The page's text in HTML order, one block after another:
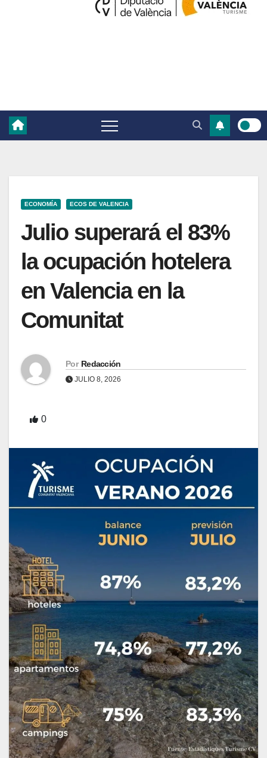
ECONOMÍA ECOS DE VALENCIA
Julio superará el 83%
la ocupación hotelera
en Valencia en la
Comunitat
Por Redacción
JULIO 8, 2026
0